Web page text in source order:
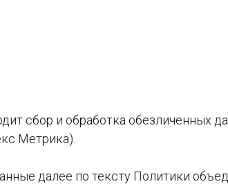
сбор и обработка обезличенных
Метрика).
далее по тексту Политики